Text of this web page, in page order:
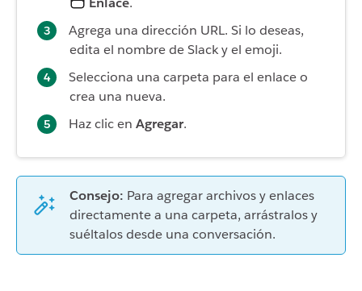
Agrega una dirección URL. Si lo deseas,
edita el nombre de Slack y el emoji.
Selecciona una carpeta para el enlace o
crea una nueva.
Haz clic en Agregar.
Consejo: Para agregar archivos y enlaces
directamente a una carpeta, arrástralos y
suéltalos desde una conversación.